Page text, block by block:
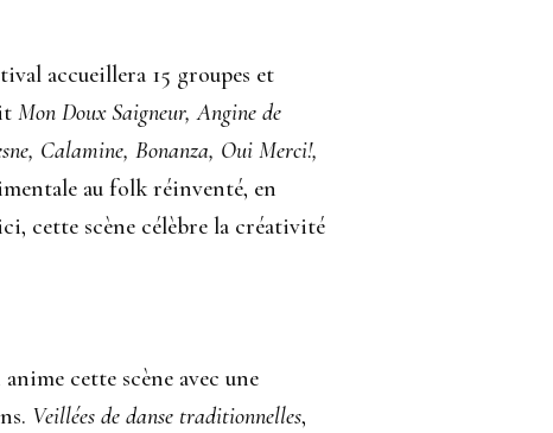
accueillera 15 groupes et
Mon Doux Saigneur, Angine de
Calamine, Bonanza, Oui Merci!,
au folk réinventé, en
cette scène célèbre la créativité
cette scène avec une
Veillées de danse traditionnelles,